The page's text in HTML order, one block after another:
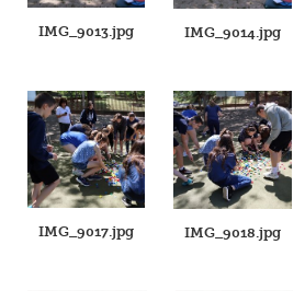
IMG_9013.jpg IMG_9014.jpg
IMG_9017.jpg IMG_9018.jpg